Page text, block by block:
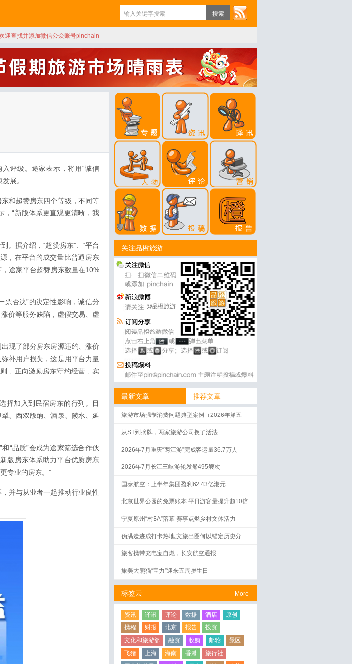
迎查找并添加微信公众账号pinchain
评级。途家表示，将用“诚信
展。
和超赞房东四个等级，不同等
，“新版体系更直观更清晰，我
。据介绍，“超赞房东”、“平台
，在平台的成交量比普通房东
途家平台超赞房东数量在10%
票否决”的决定性影响，诚信分
价等服务缺陷，虚假交易、虚
现了部分房东房源违约、涨价
补用户损失，这是用平台力量
，正向激励房东守约经营，实
择加入到民宿房东的行列。目
、西双版纳、酒泉、陵水、延
“品质”会成为途家筛选合作伙
版房东体系助力平台优质房东
专业的房东。”
并与从业者一起推动行业良性
关注品橙旅游
@品橙旅游
最新文章 推荐文章
旅游市场强制消费问题典型案例（2026年第五
从ST到摘牌，两家旅游公司换了活法
2026年7月重庆“两江游”完成客运量36.7万人
2026年7月长江三峡游轮发船495艘次
国泰航空：上半年集团盈利62.43亿港元
北京世界公园的免票账本:平日游客量提升超10倍
宁夏原州“村BA”落幕 赛事点燃乡村文体活力
伪满遗迹成打卡热地,文旅出圈何以锚定历史分
旅客携带充电宝自燃，长安航空通报
旅美大熊猫“宝力”迎来五周岁生日
More
标签云
资讯 译讯 评论 数据 酒店
原创
携程
财报 北京 报告
投资
文化和旅游部
融资 收购 邮轮
景区
飞猪
上海 海南 香港
旅行社